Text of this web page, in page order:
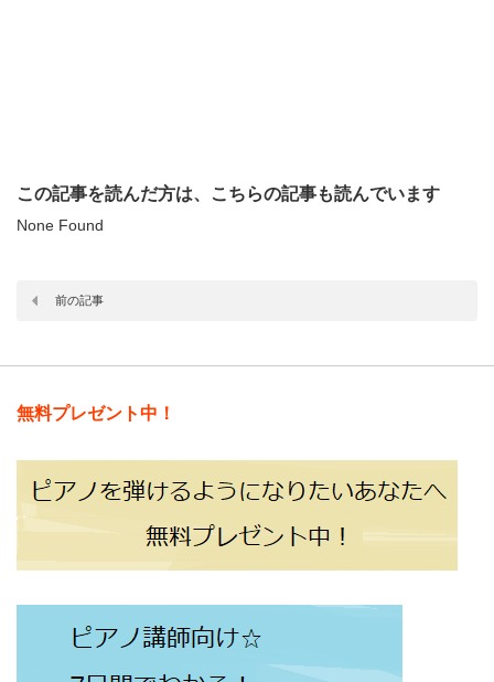
この記事を読んだ方は、こちらの記事も読んでいます
None Found
前の記事
無料プレゼント中！